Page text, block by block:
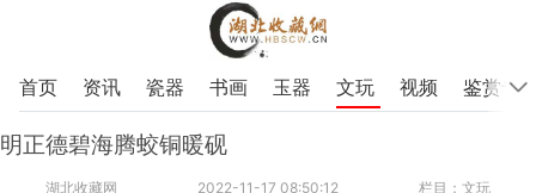
首页 资讯 瓷器 书画 玉器 文玩 视频 鉴赏专
明正德碧海腾蛟铜暖砚
湖北收藏网 2022-11-17 08:50:12 栏目：文玩